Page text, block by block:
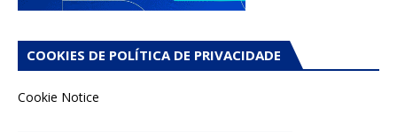
COOKIES DE POLÍTICA DE PRIVACIDADE
Cookie Notice